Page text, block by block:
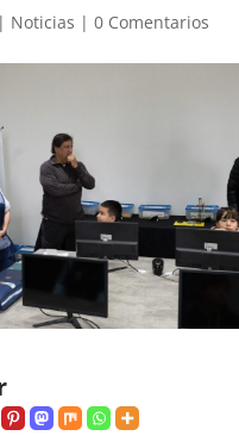
Noticias | 0 Comentarios